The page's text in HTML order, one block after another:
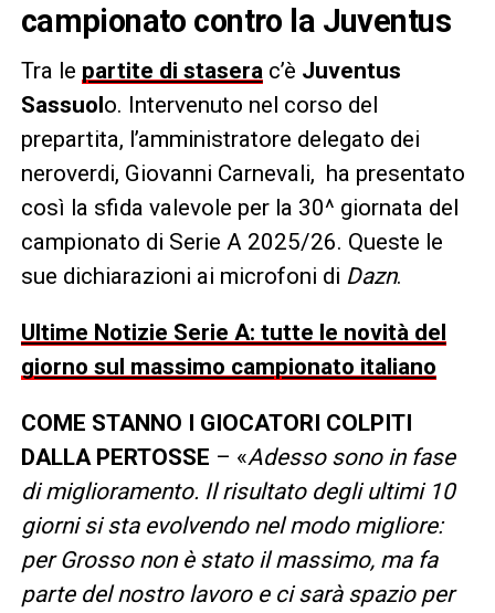
campionato contro la Juventus
Tra le partite di stasera c’è Juventus
Sassuolo. Intervenuto nel corso del
prepartita, l’amministratore delegato dei
neroverdi, Giovanni Carnevali, ha presentato
così la sfida valevole per la 30^ giornata del
campionato di Serie A 2025/26. Queste le
sue dichiarazioni ai microfoni di Dazn.
Ultime Notizie Serie A: tutte le novità del
giorno sul massimo campionato italiano
COME STANNO I GIOCATORI COLPITI
DALLA PERTOSSE – «Adesso sono in fase
di miglioramento. Il risultato degli ultimi 10
giorni si sta evolvendo nel modo migliore:
per Grosso non è stato il massimo, ma fa
parte del nostro lavoro e ci sarà spazio per